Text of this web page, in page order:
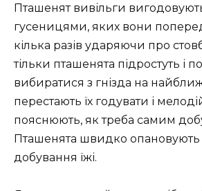
Пташенят вивільги
гусеницями, яких вони
кілька разів ударяючи про
тільки пташенята підростуть і
вибиратися з гнізда на
перестають їх годувати і
пояснюють, як треба самим
Пташенята швидко опановують
добування їжі.